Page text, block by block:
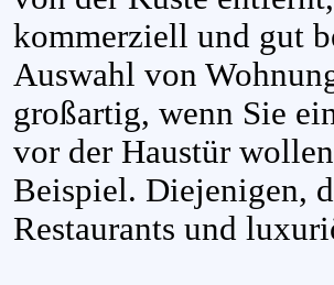
kommerziell und gut
Auswahl von
großartig, wenn Sie
vor der Haustür
Beispiel. Diejenigen,
Restaurants und